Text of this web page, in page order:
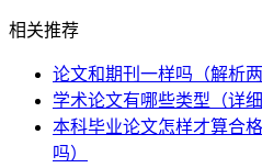
相关推荐
论文和期刊一样吗（解析
学术论文有哪些类型（详
本科毕业论文怎样才算合
吗）